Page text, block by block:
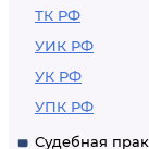
ТК РФ
УИК РФ
УК РФ
УПК РФ
Судебная